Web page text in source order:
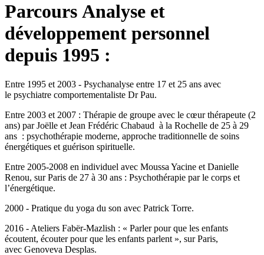
Parcours Analyse et
développement personnel
depuis 1995 :
Entre 1995 et 2003 - Psychanalyse entre 17 et 25 ans avec
le psychiatre comportementaliste Dr Pau.
Entre 2003 et 2007 : Thérapie de groupe avec le cœur thérapeute (2
ans) par Joëlle et Jean Frédéric Chabaud à la Rochelle de 25 à 29
ans : psychothérapie moderne, approche traditionnelle de soins
énergétiques et guérison spirituelle.
Entre 2005-2008 en individuel avec Moussa Yacine et Danielle
Renou, sur Paris de 27 à 30 ans : Psychothérapie par le corps et
l’énergétique.
2000 - Pratique du yoga du son avec Patrick Torre.
2016 - Ateliers Fabër-Mazlish : « Parler pour que les enfants
écoutent, écouter pour que les enfants parlent », sur Paris,
avec Genoveva Desplas.